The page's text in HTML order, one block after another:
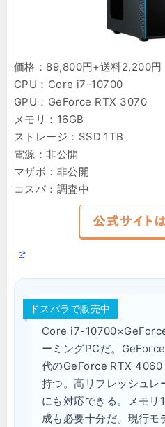
価格：89,800円+送料2,200円
CPU：Core i7-10700
GPU：GeForce RTX 3070
メモリ：16GB
ストレージ：SSD 1TB
電源：非公開
マザボ：非公開
コスパ：調査中
ドスパラで販売中
Core i7-
ーミングPCだ。
代のGeForce RTX 4060
持つ。高リフレッシュレ
にも対応できる。メモリ
成も必要十分だ。現行モ